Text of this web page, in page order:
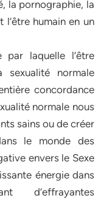
la pornographie, la
humain en un
laquelle l’être
normale
concordance
normale nous
sains ou de créer
le monde des
envers le Sexe
énergie dans
d’effrayantes